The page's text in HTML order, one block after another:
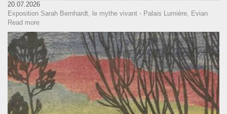
20.07.2026
Exposition Sarah Bernhardt, le mythe vivant - Palais Lumière, Evian
Read more